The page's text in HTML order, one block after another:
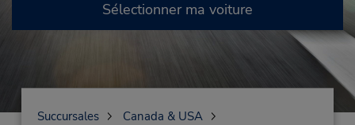
Sélectionner ma voiture
Succursales
Canada & USA